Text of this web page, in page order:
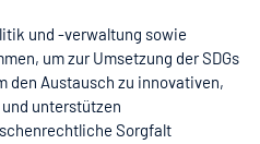
und -verwaltung sowie
um zur Umsetzung der SDGs
den Austausch zu innovativen,
unterstützen
Sorgfalt